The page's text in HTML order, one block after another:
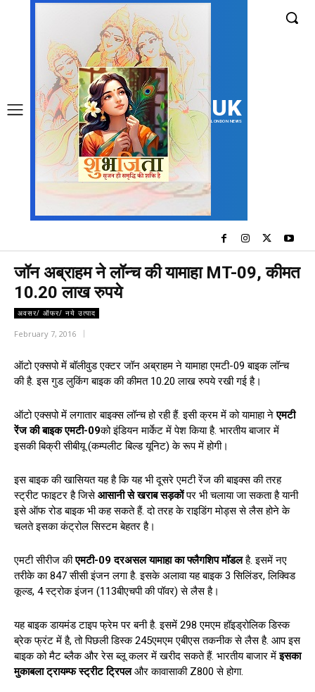
UK
LONDON NEWS
जॉन अब्राहम ने लॉन्च की यामाहा MT-09, कीमत
10.20 लाख रुपये
अवसर/ ऑफर/ नये उत्पाद
February 7, 2016
ऑटो एक्सपो में बॉलीवुड एक्टर जॉन अब्राहम ने यामाहा एमटी-09 बाइक लॉन्च
की है. इस गुड लुकिंग बाइक की कीमत 10.20 लाख रुपये रखी गई है।
ऑटो एक्सपो में लगातार बाइक्स लॉन्च हो रही हैं. इसी क्रम में को यामाहा नेएमटी
रेंज की बाइक एमटी-09को इंडियन मार्केट में पेश किया है. भारतीय बाजार में
इसकी बिक्री सीबीयू (कम्पलीट बिल्ड यूनिट) के रूप में होगी।
इस बाइक की खासियत यह है कि यह भी दूसरे एमटी रेंज की बाइक्स की तरह
स्ट्रीट फाइटर है जिसे आसानी से खराब सड़कोंपर भी चलाया जा सकता है यानी
इसे ऑफ रोड बाइक भी कह सकते हैं. दो तरह के राइडिंग मोड्स से लैस होने के
चलते इसका कंट्रोल सिस्टम बेहतर है।
एमटी सीरीज कीएमटी-09दरअसल यामाहा का फ्लैगशि‍प मॉडल है. इसमें नए
तरीके का 847 सीसी इंजन लगा है. इसके अलावा यह बाइक 3 सिलिंडर, लिक्विड
कूल्ड, 4 स्ट्रोक इंजन (113बीएचपी की पॉवर) से लैस है।
यह बाइक डायमंड टाइप फ्रेम पर बनी है. इसमें 298 एमएम हॉइड्रोलिक डिस्क
ब्रेक फ्रंट में है, तो पिछली डिस्क 245एमएम एबीएस तकनीक से लैस है. आप इस
बाइक को मैट ब्लैक और रेस ब्लू कलर में खरीद सकते हैं. भारतीय बाजार मेंइसका
मुकाबला ट्रायम्फ स्ट्रीटट्रिपलऔर कावासाकी Z800 से होगा.